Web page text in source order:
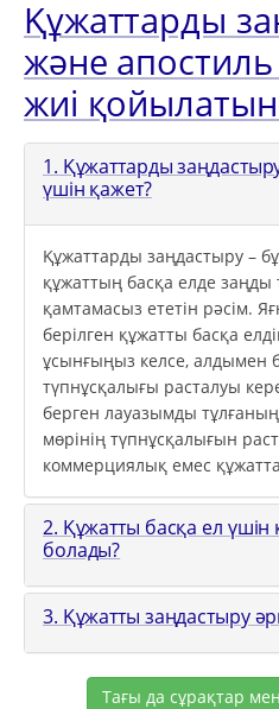
Құжаттарды
және
жиі
1. Құжаттарды
үшін қажет?
Құжаттарды заңдастыру –
құжаттың басқа елде
қамтамасыз ететін рәсім.
берілген құжатты басқа
ұсынғыңыз келсе, алдымен
түпнұсқалығы расталуы
берген лауазымды тұлғаның
мөрінің түпнұсқалығын
коммерциялық емес
2. Құжатты басқа ел үшін
болады?
3. Құжатты заңдастыру
Тағы да сұрақтар